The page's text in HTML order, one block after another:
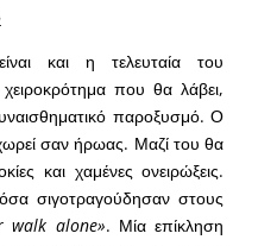
και η τελευταία του
που θα λάβει,
παροξυσμό. Ο
σαν ήρωας. Μαζί του θα
και χαμένες ονειρώξεις.
σιγοτραγούδησαν στους
walk alone». Μία επίκληση